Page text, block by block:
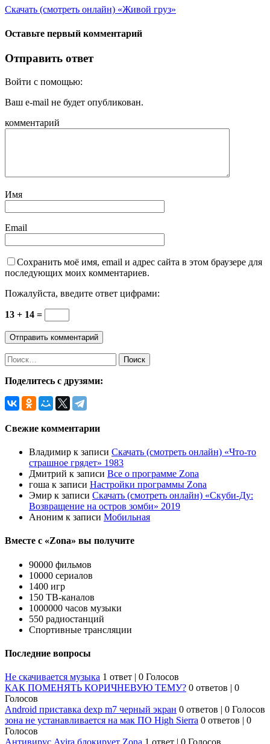
Скачать (смотреть онлайн) «Живой груз»
Оставьте первый комментарий
Отправить ответ
Войти с помощью:
Ваш e-mail не будет опубликован.
комментарий
Имя
Email
Сохранить моё имя, email и адрес сайта в этом браузере для
последующих моих комментариев.
Пожалуйста, введите ответ цифрами:
13 + 14 =
Поделитесь с друзями:
Свежие комментарии
Владимир к записи Скачать (смотреть онлайн) «Что-то
страшное грядет» 1983
Дмитрий к записи Все о программе Zona
гоша к записи Настройки программы Zona
Эмир к записи Скачать (смотреть онлайн) «Скуби-Ду:
Возвращение на остров зомби» 2019
Аноним к записи Мобильная
Вместе с «Zona» вы получите
90000 фильмов
10000 сериалов
1400 игр
150 ТВ-каналов
1000000 часов музыки
550 радиостанций
Спортивные трансляции
Последние вопросы
Не скачивается музыка 1 ответ | 0 Голосов
КАК ПОМЕНЯТЬ КОРИЧНЕВУЮ ТЕМУ? 0 ответов | 0
Голосов
Android приставка dexp m7 черный экран 0 ответов | 0 Голосов
зона не устанавливается на мак ПО High Sierra 0 ответов | 0
Голосов
Антивирус Avira блокирует Zona 1 ответ | 0 Голосов